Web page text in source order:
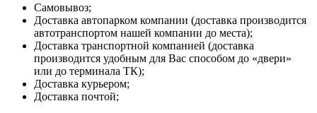
Самовывоз;
Доставка автопарком компании (доставка производится
автотранспортом нашей компании до места);
Доставка транспортной компанией (доставка
производится удобным для Вас способом до «двери»
или до терминала ТК);
Доставка курьером;
Доставка почтой;